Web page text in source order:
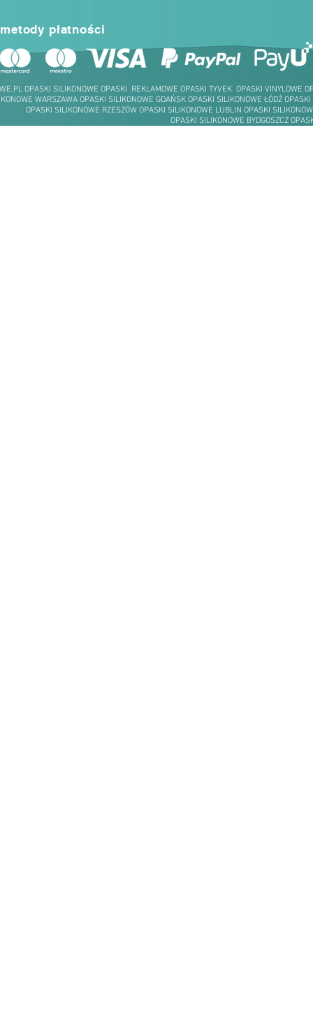
metody płatności
OPASKI SILIKONOWE OPASKI REKLAMOWE OPASKI TYVEK OPASKI VINYLOWE
WARSZAWA OPASKI SILIKONOWE GDAŃSK OPASKI SILIKONOWE ŁÓDŹ
OPASKI SILIKONOWE RZESZÓW OPASKI SILIKONOWE LUBLIN OPASKI
OPASKI SILIKONOWE BYDGOSZCZ